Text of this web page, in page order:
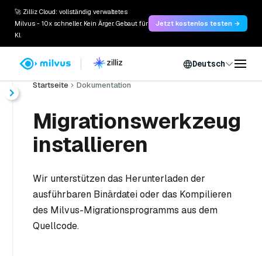
🚀 Zilliz Cloud: vollständig verwaltetes
Milvus - 10x schneller. Kein Ärger. Gebaut für
KI.
Jetzt kostenlos testen →
Deutsch
Startseite Dokumentation
Migrationswerkzeug
installieren
Wir unterstützen das Herunterladen der
ausführbaren Binärdatei oder das Kompilieren
des Milvus-Migrationsprogramms aus dem
Quellcode.